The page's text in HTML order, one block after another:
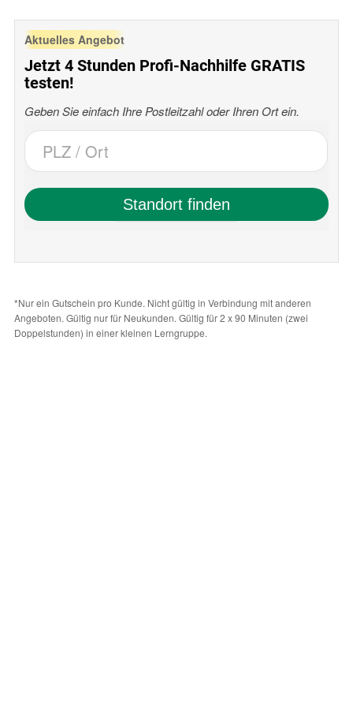
Aktuelles Angebot
Jetzt 4 Stunden Profi-Nachhilfe GRATIS
testen!
Geben Sie einfach Ihre Postleitzahl oder Ihren Ort ein.
*Nur ein Gutschein pro Kunde. Nicht gültig in Verbindung mit anderen
Angeboten. Gültig nur für Neukunden. Gültig für 2 x 90 Minuten (zwei
Doppelstunden) in einer kleinen Lerngruppe.